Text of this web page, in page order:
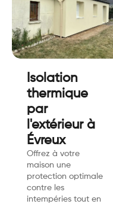
Isolation
thermique
par
l'extérieur à
Évreux
Offrez à votre
maison une
protection optimale
contre les
intempéries tout en